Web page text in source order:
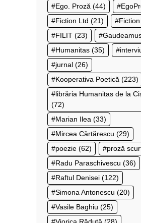
Ego. Proză (44)
Fiction Ltd (21) Fiction
FILIT (23)
Humanitas (35)
jurnal (26)
Kooperativa Poetică (223)
librăria Humanitas de la
(72)
Marian Ilea (33)
Mircea Cărtărescu (29)
poezie (62) proză
Radu Paraschivescu (36)
Raftul Denisei (122)
Simona Antonescu (20)
Vasile Baghiu (25)
Viorica Răduţă (28)